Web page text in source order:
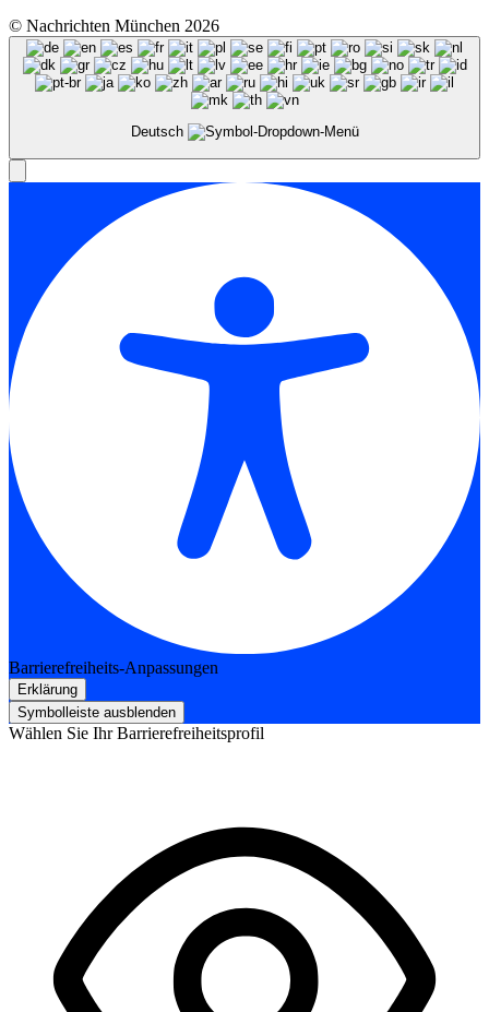
© Nachrichten München 2026
Deutsch
Barrierefreiheits-Anpassungen
Erklärung
Symbolleiste ausblenden
Wählen Sie Ihr Barrierefreiheitsprofil